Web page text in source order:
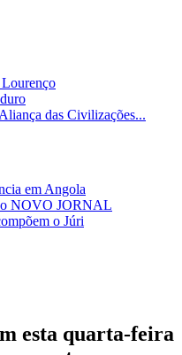
das Civilizações...
em Angola
NOVO JORNAL
o Júri
esta quarta-feira